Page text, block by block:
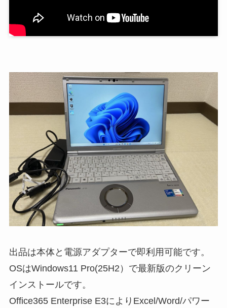
出品は本体と電源アダプターで即利用可能です。
OSはWindows11 Pro(25H2）で最新版のクリーン
インストールです。
Office365 Enterprise E3によりExcel/Word/パワー